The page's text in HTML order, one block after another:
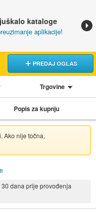
kataloge
aplikacije!
PREDAJ OGLAS
Trgovine
Popis za kupnju
Ako nije točna,
dana prije provođenja